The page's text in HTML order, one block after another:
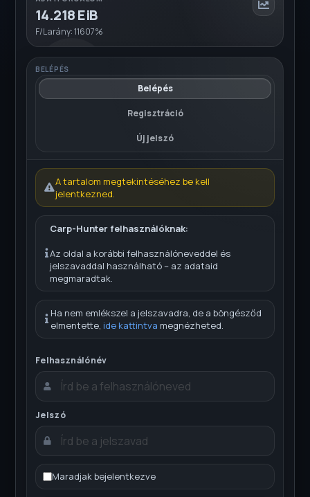
14.218 EiB
F/L arány: 11607%
BELÉPÉS
Belépés
Regisztráció
Új jelszó
A tartalom megtekintéséhez be kell
jelentkezned.
Carp-Hunter felhasználóknak:
Az oldal a korábbi felhasználóneveddel és
jelszavaddal használható – az adataid
megmaradtak.
Ha nem emlékszel a jelszavadra, de a böngésződ
elmentette, ide kattintva megnézheted.
Felhasználónév
Jelszó
Maradjak bejelentkezve